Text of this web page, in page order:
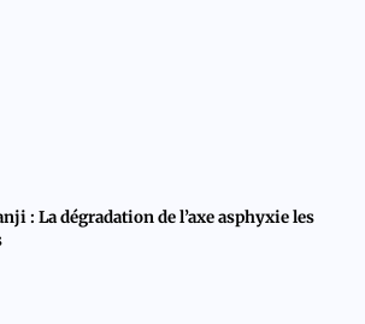
: La dégradation de l’axe asphyxie les